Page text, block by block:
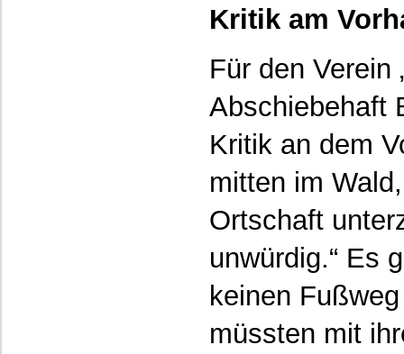
Kritik am
Für den Verein
Abschiebehaft
Kritik an dem
mitten im
Ortschaft
unwürdig.“ Es
keinen
müssten mit